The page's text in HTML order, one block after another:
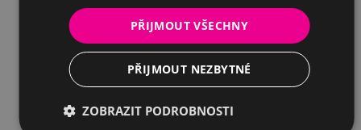
PŘIJMOUT VŠECHNY
PŘIJMOUT NEZBYTNÉ
ZOBRAZIT PODROBNOSTI